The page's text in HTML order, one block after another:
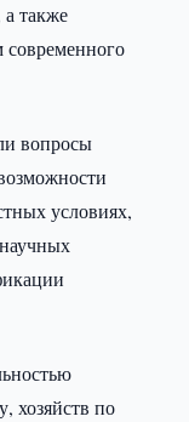
также
современного
вопросы
условиях,
хозяйств по